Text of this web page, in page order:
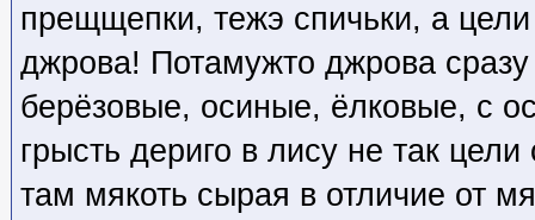
прещщепки, тежэ спичьки, а
джрова! Потамужто джрова сразу
берёзовые, осиные, ёлковые, с
грысть дериго в лису не так
там мякоть сырая в отличие от